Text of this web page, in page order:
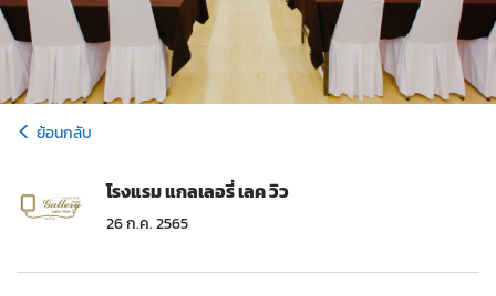
ย้อนกลับ
โรงแรม แกลเลอรี่ เลค วิว
26 ก.ค. 2565